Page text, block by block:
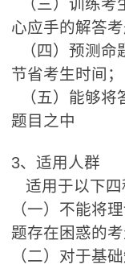
（三）训练考
心应手的解答考
（四）预测命
节省考生时间；
（五）能够将
题目之中
3、适用人群
适用于以下四
（一）不能将
题存在困惑的考
（二）对于基